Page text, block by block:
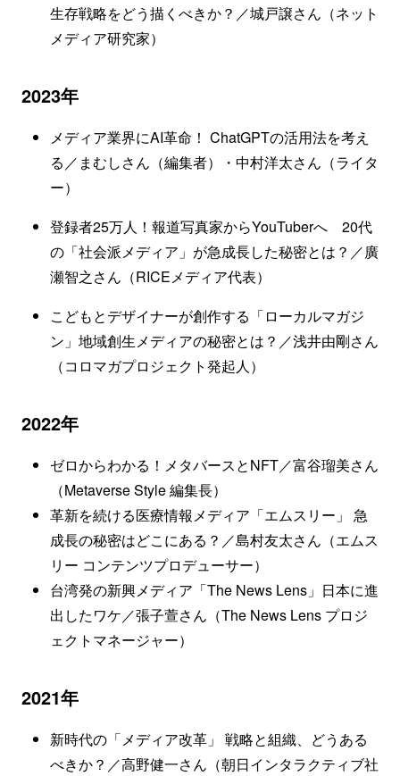
生存戦略をどう描くべきか？／城戸譲さん（ネット
メディア研究家）
2023年
メディア業界にAI革命！ ChatGPTの活用法を考え
る／まむしさん（編集者）・中村洋太さん（ライタ
ー）
登録者25万人！報道写真家からYouTuberへ 20代
の「社会派メディア」が急成長した秘密とは？／廣
瀬智之さん（RICEメディア代表）
こどもとデザイナーが創作する「ローカルマガジ
ン」地域創生メディアの秘密とは？／浅井由剛さん
（コロマガプロジェクト発起人）
2022年
ゼロからわかる！メタバースとNFT／富谷瑠美さん
（Metaverse Style 編集長）
革新を続ける医療情報メディア「エムスリー」 急
成長の秘密はどこにある？／島村友太さん（エムス
リー コンテンツプロデューサー）
台湾発の新興メディア「The News Lens」日本に進
出したワケ／張子萱さん（The News Lens プロジ
ェクトマネージャー）
2021年
新時代の「メディア改革」 戦略と組織、どうある
べきか？／高野健一さん（朝日インタラクティブ社